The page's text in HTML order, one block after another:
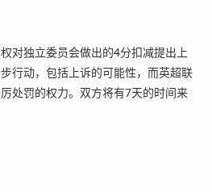
对独立委员会做出的4分扣减提出上
行动，包括上诉的可能性，而英超联
处罚的权力。双方将有7天的时间来